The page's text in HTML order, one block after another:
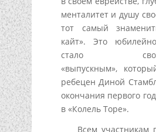
менталитет и душу
тот самый
кайт». Это
стало
«выпускным»,
ребецен Диной
окончания первого
в «Колель Торе».
Всем участникам